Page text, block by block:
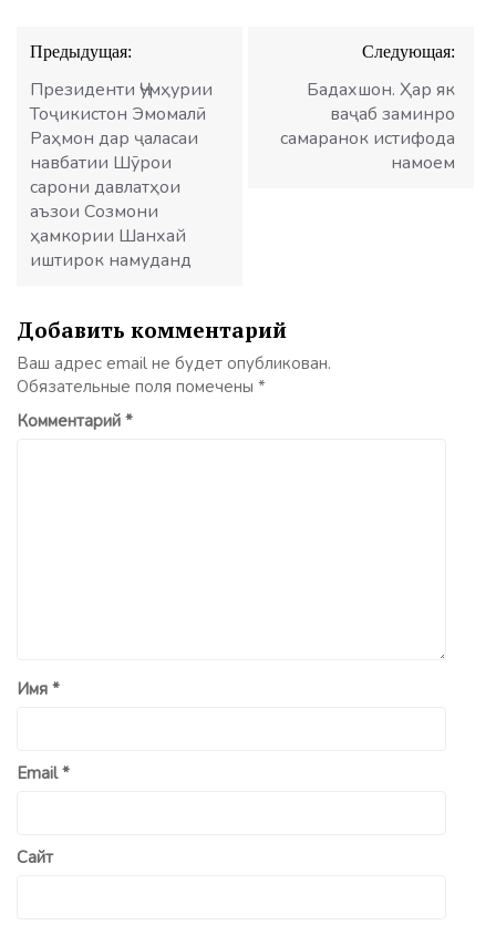
Навигация
по
записям
Предыдущая:
Президенти Ҷумҳурии
Тоҷикистон Эмомалӣ
Раҳмон дар ҷаласаи
навбатии Шӯрои
сарони давлатҳои
аъзои Созмони
ҳамкории Шанхай
иштирок намуданд
Следующая:
Бадахшон. Ҳар як
ваҷаб заминро
самаранок истифода
намоем
Добавить комментарий
Ваш адрес email не будет опубликован.
Обязательные поля помечены *
Комментарий *
Имя *
Email*
Сайт